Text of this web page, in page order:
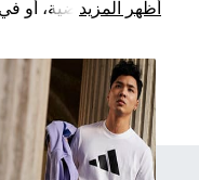
الألعاب الرياضية،
أظهر المزيد